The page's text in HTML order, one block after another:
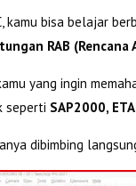
kamu bisa belajar
RAB (Rencana
yang ingin
seperti SAP2000,
dibimbing